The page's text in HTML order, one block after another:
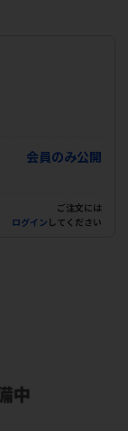
会員のみ公開
ご注文には
ログイン してください